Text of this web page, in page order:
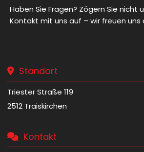
Haben Sie Fragen? Zögern Sie nicht
Kontakt mit uns auf – wir freuen uns
 Standort
Triester Straße 119
2512 Traiskirchen
 Kontakt